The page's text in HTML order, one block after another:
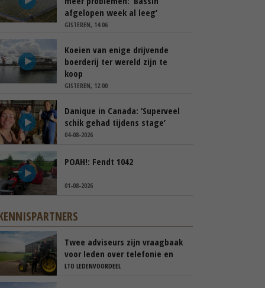
afgelopen week al leeg’
GISTEREN, 14:06
Koeien van enige drijvende
boerderij ter wereld zijn te
koop
GISTEREN, 12:00
Danique in Canada: ‘Superveel
schik gehad tijdens stage’
04-08-2026
POAH!: Fendt 1042
01-08-2026
Twee adviseurs zijn vraagbaak
voor leden over telefonie en
ICT
LTO LEDENVOORDEEL